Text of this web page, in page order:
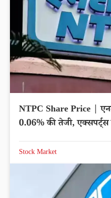
NTPC Share Price |
0.06% की तेजी,
Stock Market